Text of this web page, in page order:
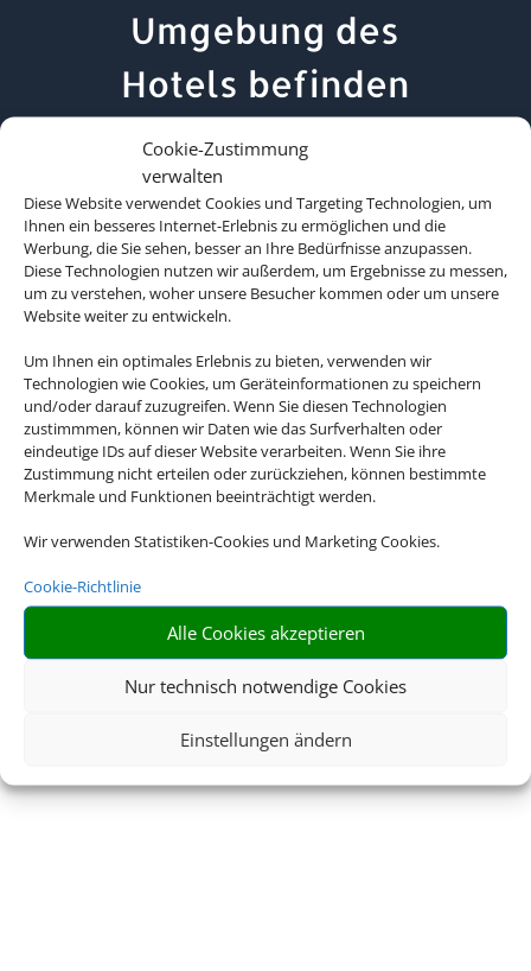
Cookie-Zustimmung
verwalten
Diese Website verwendet Cookies und Targeting Technologien, um
Ihnen ein besseres Internet-Erlebnis zu ermöglichen und die
Werbung, die Sie sehen, besser an Ihre Bedürfnisse anzupassen.
Diese Technologien nutzen wir außerdem, um Ergebnisse zu messen,
um zu verstehen, woher unsere Besucher kommen oder um unsere
Website weiter zu entwickeln.
Um Ihnen ein optimales Erlebnis zu bieten, verwenden wir
Technologien wie Cookies, um Geräteinformationen zu speichern
und/oder darauf zuzugreifen. Wenn Sie diesen Technologien
zustimmmen, können wir Daten wie das Surfverhalten oder
eindeutige IDs auf dieser Website verarbeiten. Wenn Sie ihre
Zustimmung nicht erteilen oder zurückziehen, können bestimmte
Merkmale und Funktionen beeinträchtigt werden.
Wir verwenden Statistiken-Cookies und Marketing Cookies.
Cookie-Richtlinie
Alle Cookies akzeptieren
Nur technisch notwendige Cookies
Einstellungen ändern
Umgebung des
Hotels befinden
sich ein
Anschluss an das
öffentliche
Verkehrssystem,
zahlreiche
Einkaufsmöglichkeiten,
Restaurants und
Bars.